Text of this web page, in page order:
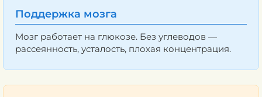
Поддержка мозга
Мозг работает на глюкозе. Без углеводов —
рассеянность, усталость, плохая концентрация.